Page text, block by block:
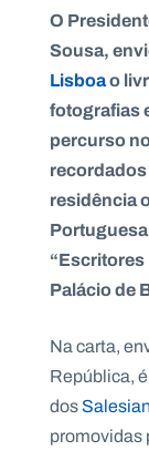
O
Sousa,
Lisboao
fotografias
percurso
residência
“Escritores
Palácio de
Na carta,
República,
dos
promovidas
T
A
N
A
C
I
O
N
L
S
a
l
e
s
i
a
n
s
.
p
t